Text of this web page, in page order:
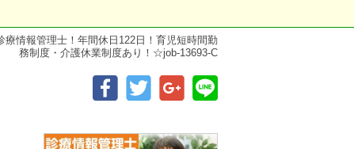
療情報管理士！年間休日122日！育児短時間勤
務制度・介護休業制度あり！☆job-13693-C